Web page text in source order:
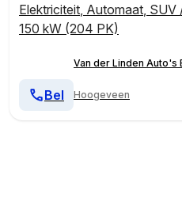
Elektriciteit, Automaat, SUV
150 kW (204 PK)
Van der Linden Auto's
Hoogeveen
Bel